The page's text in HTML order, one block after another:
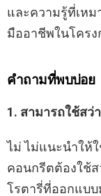
และความรู้ที่เห
มืออาชีพในโคร
คำถามที่พบบ่อย
1. สามารถใช้สว่
ไม่ ไม่แนะนำให้
คอนกรีตต้องใช้
โรตารี่ที่ออกแบบ